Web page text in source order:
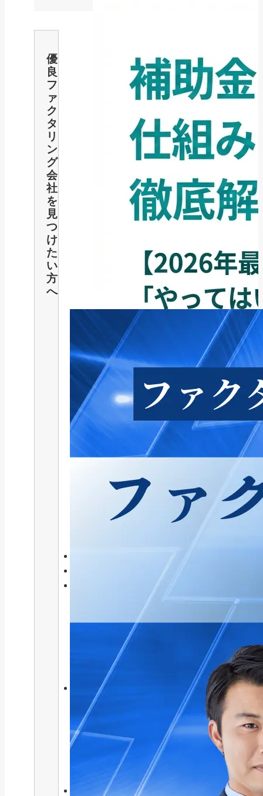
優
良
フ
ァ
ク
タ
リ
ン
グ
会
社
を
見
つ
け
た
い
方
へ
2026年最新版｜補助金の「内示」
とは？仕組み...
2025/08/04
メリット・デメリット
基礎知識
注意点・リスク
要点・ポイント
ファイナンス
メリット・デメリット
事例・ケーススタディ
基礎知識
注意点・リスク
要点・ポイント
ファクタリング